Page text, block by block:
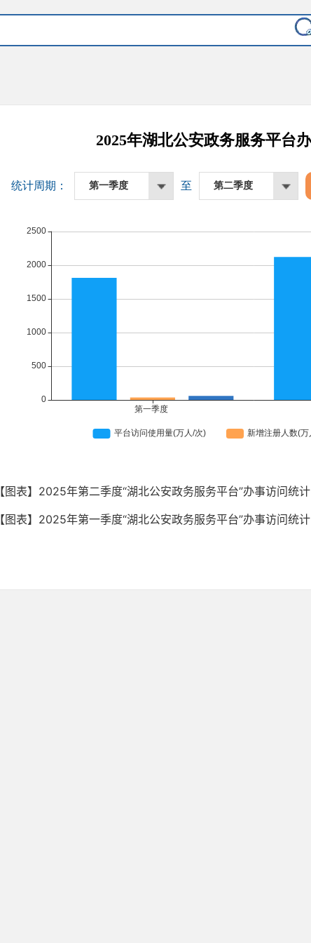
【图表】2025年第二季度“湖北公安政务服务平台”办事访问统计
【图表】2025年第一季度“湖北公安政务服务平台”办事访问统计